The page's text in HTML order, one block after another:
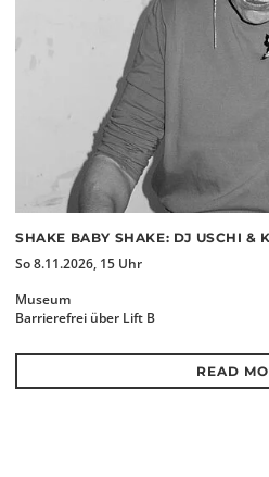
SHAKE BABY SHAKE: DJ USCHI &
So 8.11.2026, 15 Uhr
Museum
Barrierefrei über Lift B
READ